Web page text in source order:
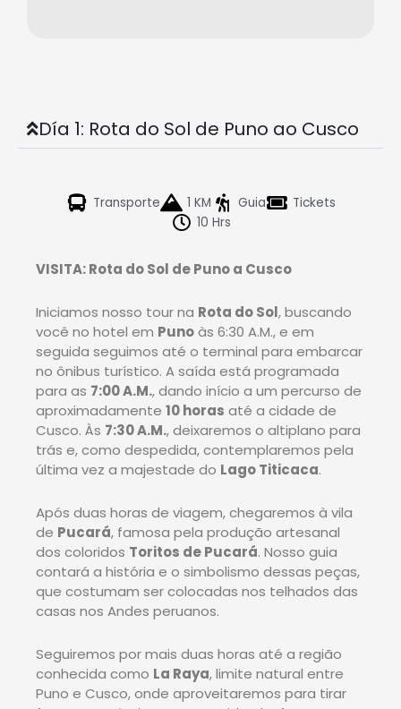
Día 1: Rota do Sol de Puno ao Cusco
Transporte 1 KM Guia
Tickets
10 Hrs
VISITA: Rota do Sol de Puno a Cusco
Iniciamos nosso tour na Rota do Sol, buscando
você no hotel em Punoàs 6:30 A.M., e em
seguida seguimos até o terminal para embarcar
no ônibus turístico. A saída está programada
para as 7:00 A.M., dando início a um percurso de
aproximadamente 10 horas até a cidade de
Cusco. Às 7:30 A.M., deixaremos o altiplano para
trás e, como despedida, contemplaremos pela
última vez a majestade do Lago Titicaca.
Após duas horas de viagem, chegaremos à vila
de Pucará, famosa pela produção artesanal
dos coloridos Toritos de Pucará. Nosso guia
contará a história e o simbolismo dessas peças,
que costumam ser colocadas nos telhados das
casas nos Andes peruanos.
Seguiremos por mais duas horas até a região
conhecida como La Raya, limite natural entre
Puno e Cusco, onde aproveitaremos para tirar